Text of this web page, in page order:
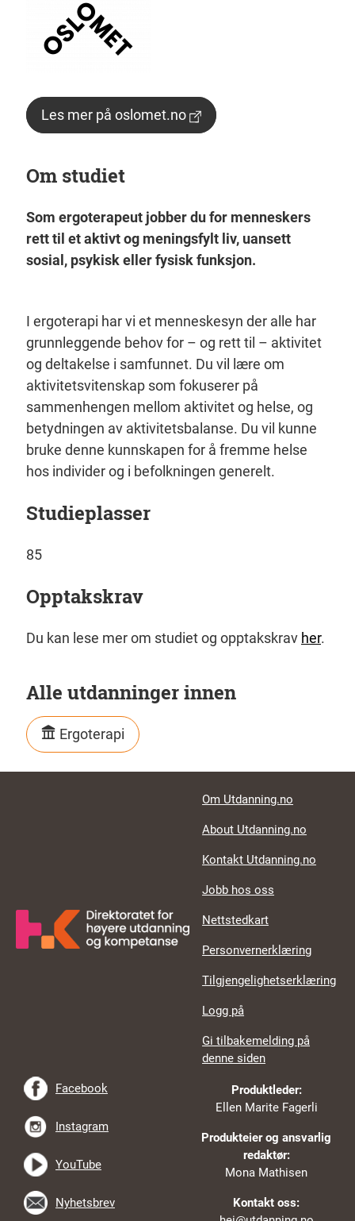
Les mer på oslomet.no
Om studiet
Som ergoterapeut jobber du for menneskers
rett til et aktivt og meningsfylt liv, uansett
sosial, psykisk eller fysisk funksjon.
I ergoterapi har vi et menneskesyn der alle har
grunnleggende behov for – og rett til – aktivitet
og deltakelse i samfunnet. Du vil lære om
aktivitetsvitenskap som fokuserer på
sammenhengen mellom aktivitet og helse, og
betydningen av aktivitetsbalanse. Du vil kunne
bruke denne kunnskapen for å fremme helse
hos individer og i befolkningen generelt.
Studieplasser
85
Opptakskrav
Du kan lese mer om studiet og opptakskrav her.
Alle utdanninger innen
Ergoterapi
Footer links
Om Utdanning.no
About Utdanning.no
Kontakt Utdanning.no
Jobb hos oss
Nettstedkart
Personvernerklæring
Tilgjengelighetserklæring
Logg på
Gi tilbakemelding på
denne siden
Produktleder:
Ellen Marite Fagerli
Produkteier og ansvarlig
redaktør:
Mona Mathisen
Kontakt oss:
Facebook
Instagram
YouTube
Nyhetsbrev